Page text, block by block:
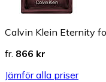
Calvin Klein Eternity
fr. 866 kr
Jämför alla priser